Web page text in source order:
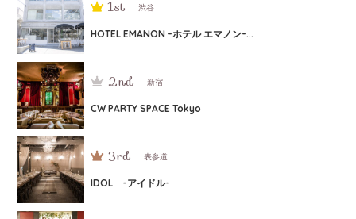
渋谷
HOTEL EMANON -ホテル エマノン-...
新宿
CW PARTY SPACE Tokyo
表参道
IDOL -アイドル-